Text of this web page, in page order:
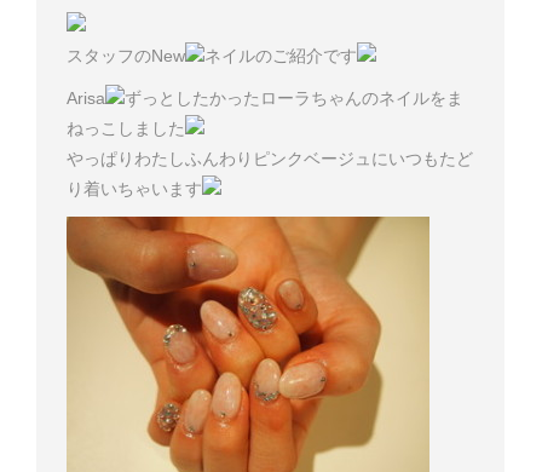
スタッフのNew ネイルのご紹介です
Arisa
ずっとしたかったローラちゃんのネイルをま
ねっこしました
やっぱりわたしふんわりピンクベージュにいつもたど
り着いちゃいます